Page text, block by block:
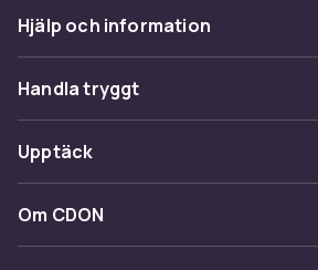
Hjälp och information
Vanliga frågor
Spåra paket
Ångra & Returnera här
Kundservice
Handla tryggt
Betalning
Leverans
Upptäck
Kategorier
Varumärken
Om CDON